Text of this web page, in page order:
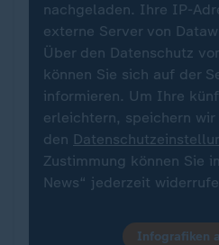
nachgeladen. Ihre IP-
externe Server von
Über den Datenschutz
können Sie sich auf der
informieren. Um Ihre
erleichtern, speichern
den
Zustimmung können Sie
News“ jederzeit
Infografiken